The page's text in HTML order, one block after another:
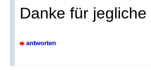
Danke für
antworten